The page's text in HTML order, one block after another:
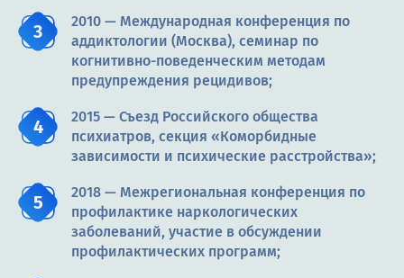
2010 — Международная конференция по
аддиктологии (Москва), семинар по
когнитивно-поведенческим методам
предупреждения рецидивов;
2015 — Съезд Российского общества
психиатров, секция «Коморбидные
зависимости и психические расстройства»;
2018 — Межрегиональная конференция по
профилактике наркологических
заболеваний, участие в обсуждении
профилактических программ;